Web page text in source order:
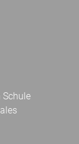
Schule